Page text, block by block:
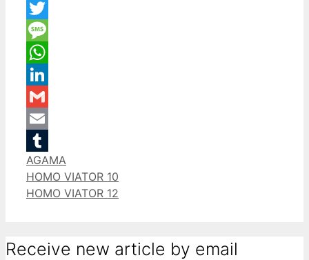
Facebook
Twitter
Message
WhatsApp
LinkedIn
Gmail
Email
Tumblr
Categories
AGAMA
HOMO VIATOR 10
HOMO VIATOR 12
Receive new article by email